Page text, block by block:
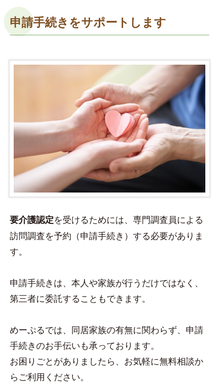
申請手続きをサポートします
要介護認定を受けるためには、専門調査員による
訪問調査を予約（申請手続き）する必要がありま
す。
申請手続きは、本人や家族が行うだけではなく、
第三者に委託することもできます。
めーぷるでは、同居家族の有無に関わらず、申請
手続きのお手伝いも承っております。
お困りごとがありましたら、お気軽に無料相談か
らご利用ください。